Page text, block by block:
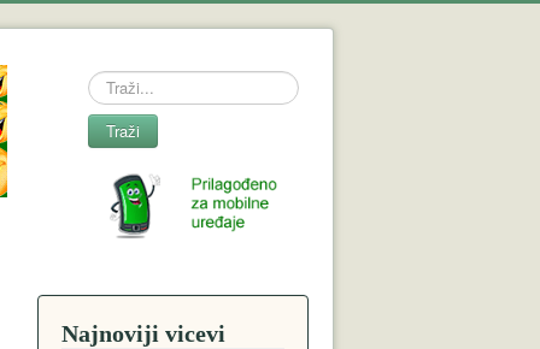
Search
Traži
Najnoviji vicevi